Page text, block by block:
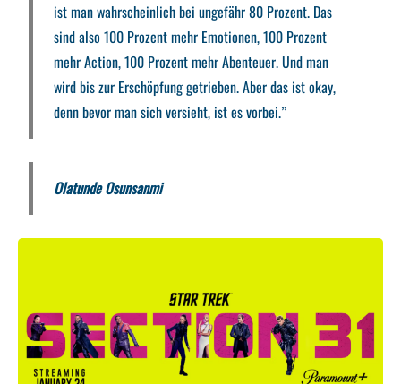
ist man wahrscheinlich bei ungefähr 80 Prozent. Das
sind also 100 Prozent mehr Emotionen, 100 Prozent
mehr Action, 100 Prozent mehr Abenteuer. Und man
wird bis zur Erschöpfung getrieben. Aber das ist okay,
denn bevor man sich versieht, ist es vorbei.”
Olatunde Osunsanmi